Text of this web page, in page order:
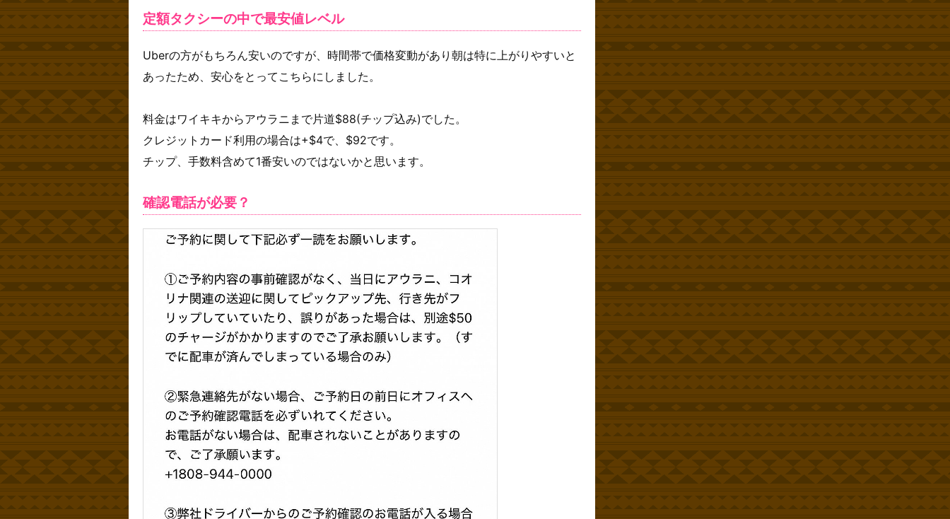
定額タクシーの中で最安値レベル
Uberの方がもちろん安いのですが、時間帯で価格変動があり朝は特に上がりやすいと
あったため、安心をとってこちらにしました。
料金はワイキキからアウラニまで片道$88(チップ込み)でした。
クレジットカード利用の場合は+$4で、$92です。
チップ、手数料含めて1番安いのではないかと思います。
確認電話が必要？